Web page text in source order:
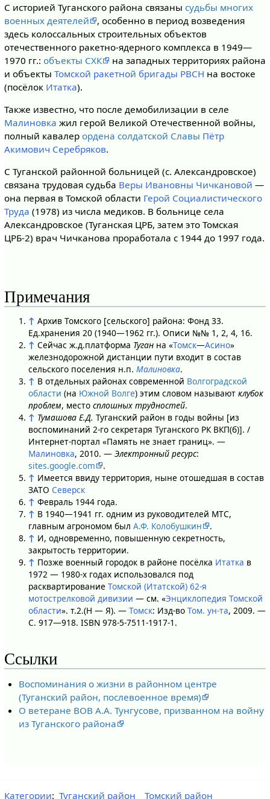
С историей Туганского района связаны судьбы многих
военных деятелей
, особенно в период возведения
здесь колоссальных строительных объектов
отечественного ракетно-ядерного комплекса в 1949—
1970 гг.: объекты СХК
на западных территориях района
и объекты Томской ракетной бригады РВСН на востоке
(посёлок Итатка).
Также известно, что после демобилизации в селе
Малиновка жил герой Великой Отечественной войны,
полный кавалер ордена солдатской Славы Пётр
Акимович Серебряков.
С Туганской районной больницей (с. Александровское)
связана трудовая судьба Веры Ивановны Чичкановой —
она первая в Томской области Герой Социалистического
Труда (1978) из числа медиков. В больнице села
Александровское (Туганская ЦРБ, затем это Томская
ЦРБ-2) врач Чичканова проработала с 1944 до 1997 года.
Примечания
↑ Архив Томского [сельского] района: Фонд 33.
Ед.хранения 20 (1940—1962 гг.). Описи №№ 1, 2, 4, 16.
↑ Сейчас ж.д.платформа Туганна «Томск—Асино»
железнодорожной дистанции пути входит в состав
сельского поселения н.п. Малиновка.
↑ В отдельных районах современной Волгоградской
области (на Южной Волге) этим словом называют клубок
проблем, место сплошных трудностей.
↑ Тумашова Е.Д. Туганский район в годы войны [из
воспоминаний 2-го секретаря Туганского РК ВКП(б)]. /
Интернет-портал «Память не знает границ». —
Малиновка, 2010. — Электронный ресурс:
sites.google.com
.
↑ Имеется ввиду территория, ныне отошедшая в состав
ЗАТО Северск
↑ Февраль 1944 года.
↑ В 1940—1941 гг. одним из руководителей МТС,
главным агрономом был А.Ф. Колобушкин
.
↑ И, одновременно, повышенную секретность,
закрытость территории.
↑ Позже военный городок в районе посёлка Итатка в
1972 — 1980-х годах использовался под
расквартирование Томской (Итатской) 62-я
мотострелковой дивизии — см. «Энциклопедия Томской
области». т.2.(Н — Я). — Томск: Изд-во Том. ун-та, 2009. —
С. 917—918. ISBN 978-5-7511-1917-1.
Ссылки
Воспоминания о жизни в районном центре
(Туганский район, послевоенное время)
О ветеране ВОВ А.А. Тунгусове, призванном на войну
из Туганского района
Категории: Туганский район Томский район